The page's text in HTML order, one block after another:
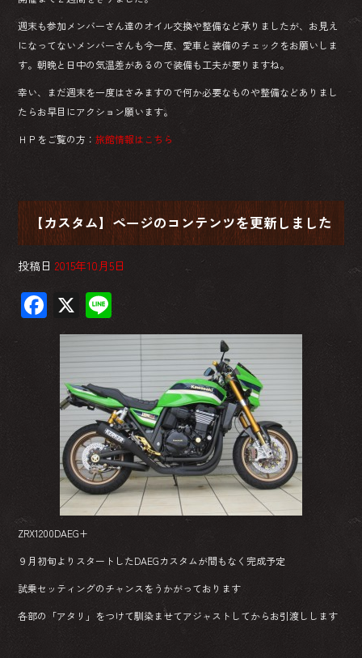
週末も参加メンバーさん達のオイル交換や整備など承りましたが、お見え
になってないメンバーさんも今一度、愛車と装備のチェックをお願いしま
す。朝晩と日中の気温差があるので装備も工夫が要りますね。
幸い、まだ週末を一度はさみますので何か必要なものや整備などありまし
たらお早目にアクション願います。
ＨＰをご覧の方：旅館情報はこちら
【カスタム】ページのコンテンツを更新しました
投稿日 2015年10月5日
F
ac
e
b
o
ok
X
ne
ZRX1200DAEG+
９月初旬よりスタートしたDAEGカスタムが間もなく完成予定
試乗セッティングのチャンスをうかがっております
各部の「アタリ」をつけて馴染ませてアジャストしてからお引渡しします